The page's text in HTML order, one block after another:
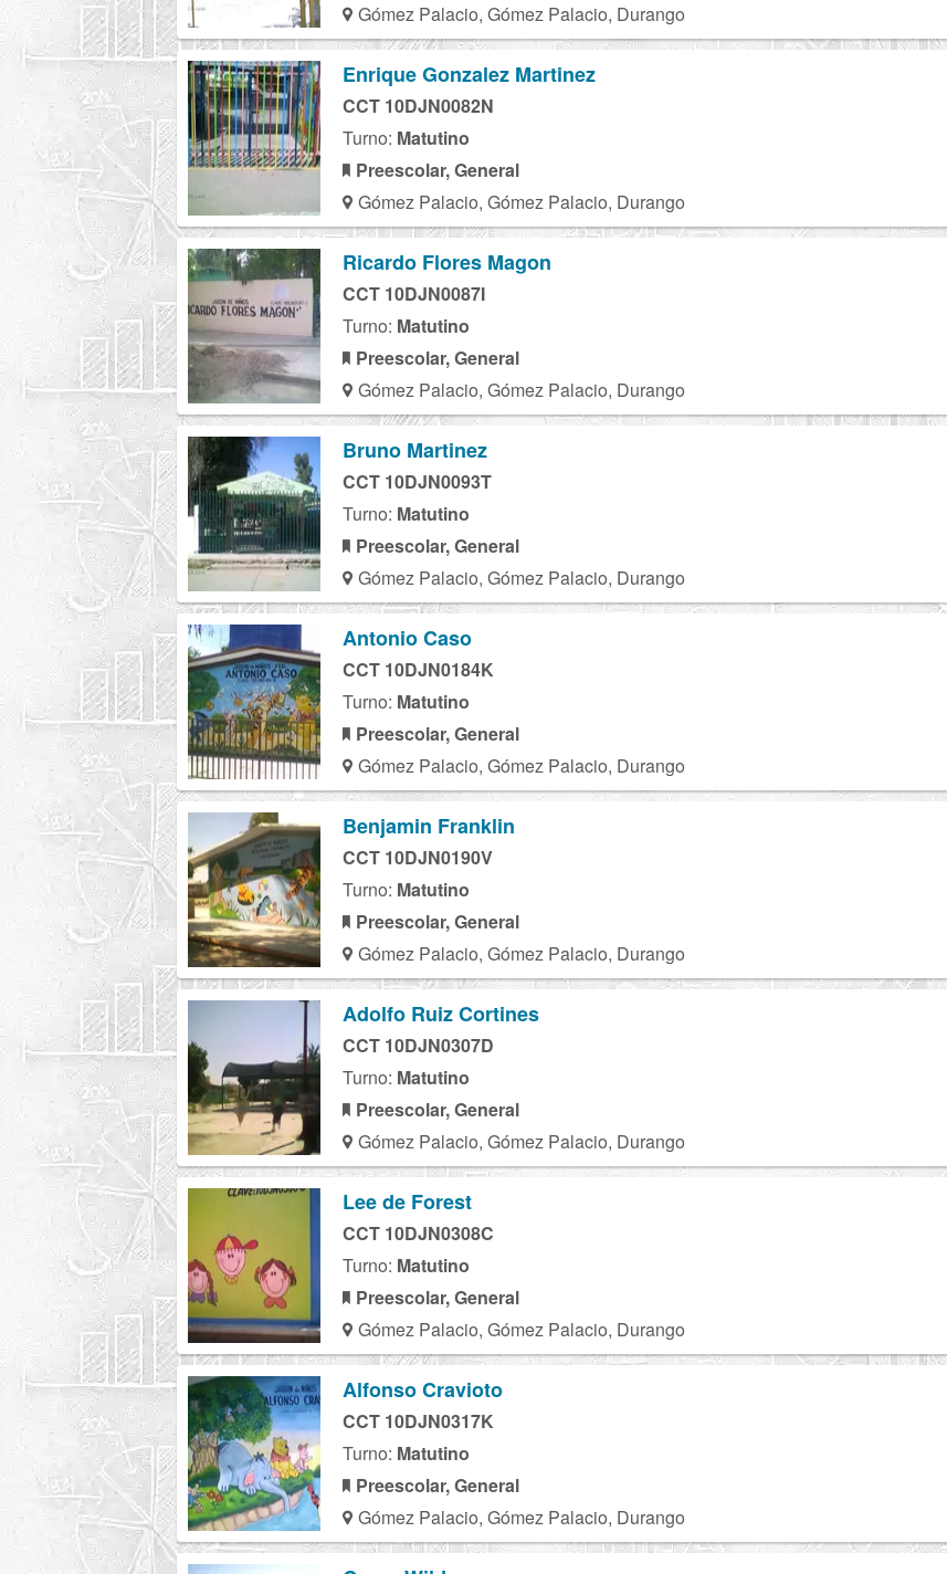
Gómez Palacio, Gómez Palacio, Durango
Enrique Gonzalez Martinez
CCT 10DJN0082N
Turno: Matutino
Preescolar, General
Gómez Palacio, Gómez Palacio, Durango
Ricardo Flores Magon
CCT 10DJN0087I
Turno: Matutino
Preescolar, General
Gómez Palacio, Gómez Palacio, Durango
Bruno Martinez
CCT 10DJN0093T
Turno: Matutino
Preescolar, General
Gómez Palacio, Gómez Palacio, Durango
Antonio Caso
CCT 10DJN0184K
Turno: Matutino
Preescolar, General
Gómez Palacio, Gómez Palacio, Durango
Benjamin Franklin
CCT 10DJN0190V
Turno: Matutino
Preescolar, General
Gómez Palacio, Gómez Palacio, Durango
Adolfo Ruiz Cortines
CCT 10DJN0307D
Turno: Matutino
Preescolar, General
Gómez Palacio, Gómez Palacio, Durango
Lee de Forest
CCT 10DJN0308C
Turno: Matutino
Preescolar, General
Gómez Palacio, Gómez Palacio, Durango
Alfonso Cravioto
CCT 10DJN0317K
Turno: Matutino
Preescolar, General
Gómez Palacio, Gómez Palacio, Durango